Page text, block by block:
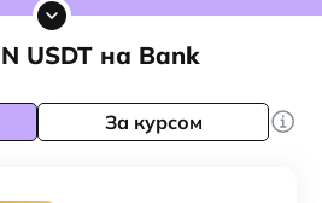
USDT на Bank
За курсом